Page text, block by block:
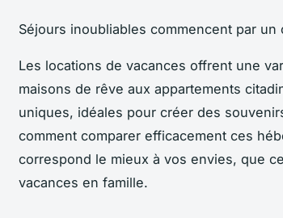
Séjours inoubliables commencent par
Les locations de vacances offrent une
maisons de rêve aux appartements
uniques, idéales pour créer des
comment comparer efficacement ces
correspond le mieux à vos envies, que
vacances en famille.